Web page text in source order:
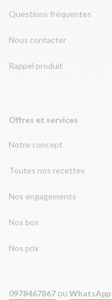
Questions fréquentes
Nous contacter
Rappel produit
Offres et services
Notre concept
Toutes nos recettes
Nos engagements
Nos box
Nos prix
0978467867 ou WhatsApp